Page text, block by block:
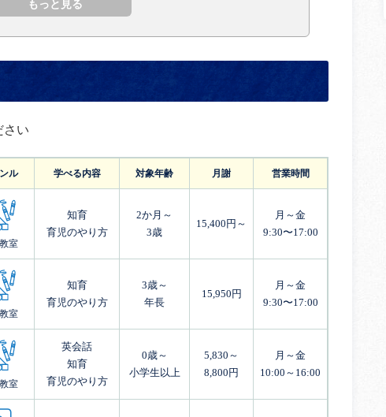
さい
ル 学べる内容 対象年齢 月謝 営業時間
室
知育
育児のやり方
2か月～
3歳
15,400円～
月～金
9:30〜17:00
室
知育
育児のやり方
3歳～
年長
15,950円
月～金
9:30〜17:00
室
英会話
知育
育児のやり方
0歳～
小学生以上
5,830～
8,800円
月～金
10:00～16:00